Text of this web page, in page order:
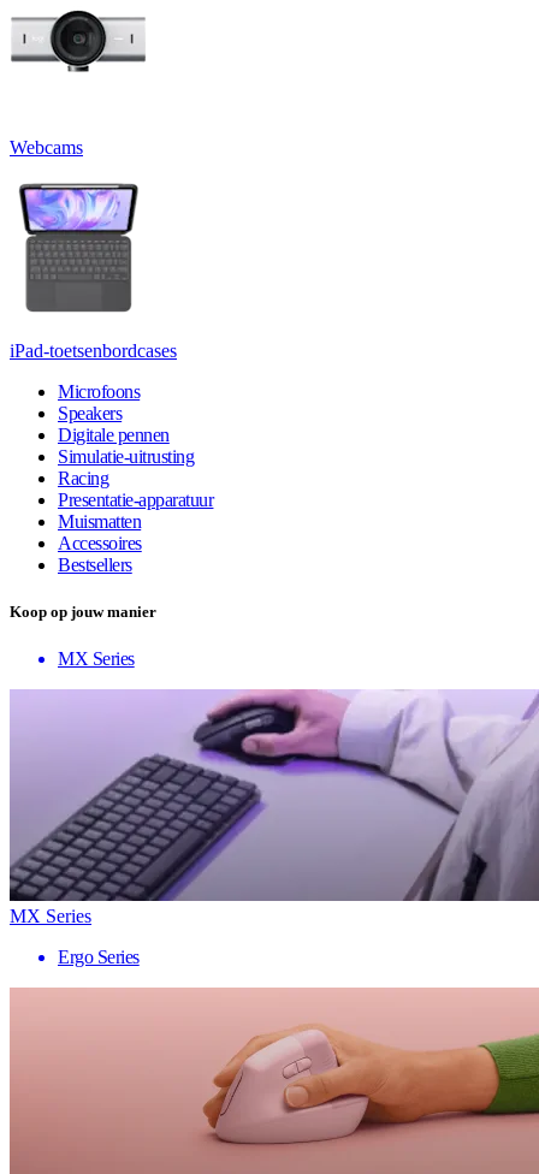
Webcams
iPad-toetsenbordcases
Microfoons
Speakers
Digitale pennen
Simulatie-uitrusting
Racing
Presentatie-apparatuur
Muismatten
Accessoires
Bestsellers
Koop op jouw manier
MX Series
MX Series
Ergo Series